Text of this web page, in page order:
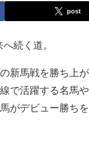
post
続く道。
新馬戦を勝ち上
で活躍する名馬
がデビュー勝ち